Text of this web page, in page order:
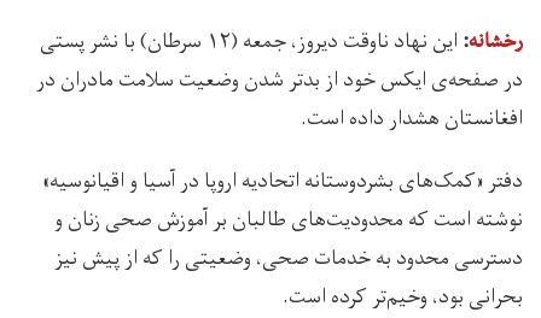
رخشانه:
اين نهاد ناوقت دیروز، جمعه (۱۲ سرطان) با نشر پستی
در صفحه‌ی ایکس خود از بدتر شدن وضعیت سلامت مادران در
افغانستان هشدار داده است.
دفتر «کمک‌های بشردوستانه اتحادیه اروپا در آسیا و اقیانوسیه»
نوشته است که محدودیت‌های طالبان بر آموزش صحی زنان و
دسترسی محدود به خدمات صحی، وضعیتی را که از پیش نیز
بحرانی بود، وخیم‌تر کرده است.